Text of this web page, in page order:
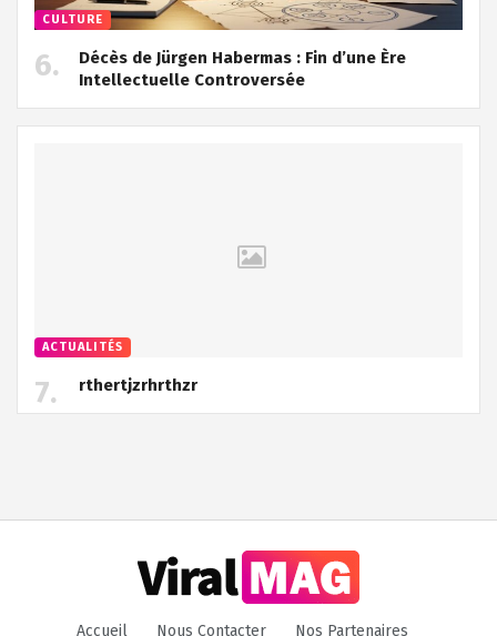
CULTURE
Décès de Jürgen Habermas : Fin d’une Ère
Intellectuelle Controversée
ACTUALITÉS
rthertjzrhrthzr
Accueil Nous Contacter Nos Partenaires